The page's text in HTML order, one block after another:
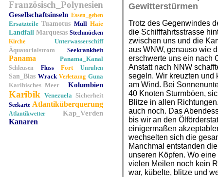
Französisch_Polynesien
Gesellschaftsinseln Essen_gehen
Ersatzteile Tuamotus Müll Haie
Landfall Marquesas Stechmücken
Kirche
Unterwasserschiff
Äquatorialstrom
Seekrankheit
Panama Panama_Kanal
Schleusen Fluss Fort Unruhen
San_Blas Wrack Verletzung Guna
Karibisches_Meer
Kolumbien
Karibik Venezuela Sicherheit
Seekarte Atlantiküberquerung
Atlantikwetter Kap_Verden
Kanaren
Gewitterstürmen
Trotz des Gegenwindes
die Schifffahrtsstrasse
zwischen uns und die
aus WNW, genauso wie
erschwerte uns ein nach
Anstatt nach NNW
segeln. Wir kreuzten und
am Wind. Bei
40 Knoten Sturmböen,
Blitze in allen
auch noch. Das
bis wir an den
einigermaßen
wechselten sich die
Manchmal entstanden
unseren Köpfen. Wo
vielen Meilen noch kein
war, kübelte, blitze und